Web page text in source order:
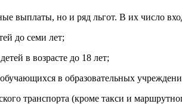
выплаты, но и ряд льгот. В их число
до семи лет;
в возрасте до 18 лет;
в образовательных
транспорта (кроме такси и